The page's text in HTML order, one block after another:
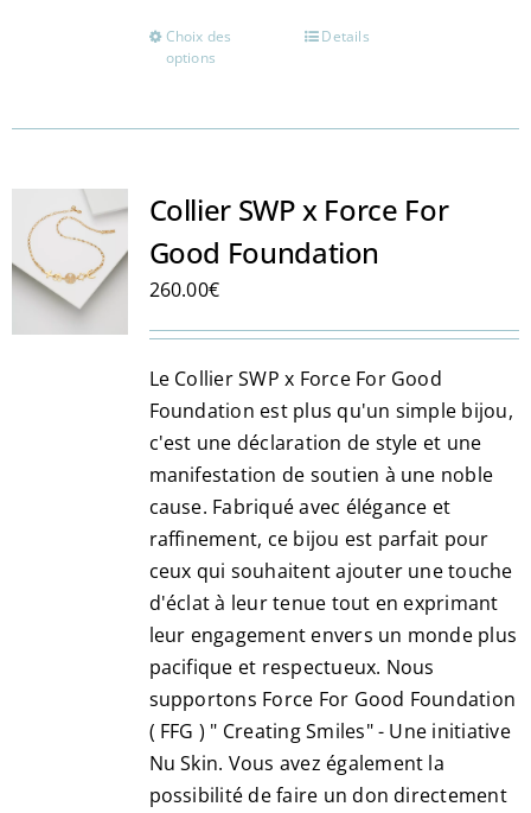
Choix des
options
Ce
plusieurs
Les
peuvent
choisies
la
page
du
produit
Details
Collier SWP x Force For
Good Foundation
260.00€
Le Collier SWP x Force For Good
Foundation est plus qu'un simple bijou,
c'est une déclaration de style et une
manifestation de soutien à une noble
cause. Fabriqué avec élégance et
raffinement, ce bijou est parfait pour
ceux qui souhaitent ajouter une touche
d'éclat à leur tenue tout en exprimant
leur engagement envers un monde plus
pacifique et respectueux. Nous
supportons Force For Good Foundation
( FFG ) " Creating Smiles" - Une initiative
Nu Skin. Vous avez également la
possibilité de faire un don directement